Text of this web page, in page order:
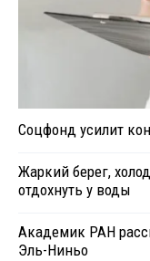
Соцфонд усилит
Жаркий берег,
отдохнуть у воды
Академик РАН
Эль-Ниньо